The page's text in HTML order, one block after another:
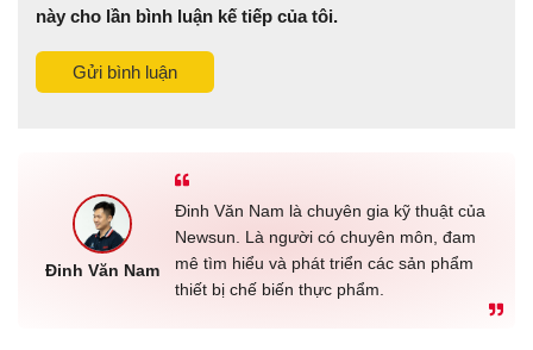
này cho lần bình luận kế tiếp của tôi.
Gửi bình luận
Đinh Văn Nam
Đinh Văn Nam là chuyên gia kỹ thuật của
Newsun. Là người có chuyên môn, đam
mê tìm hiểu và phát triển các sản phẩm
thiết bị chế biến thực phẩm.